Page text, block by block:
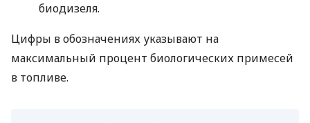
биодизеля.
Цифры в обозначениях указывают на
максимальный процент биологических примесей
в топливе.